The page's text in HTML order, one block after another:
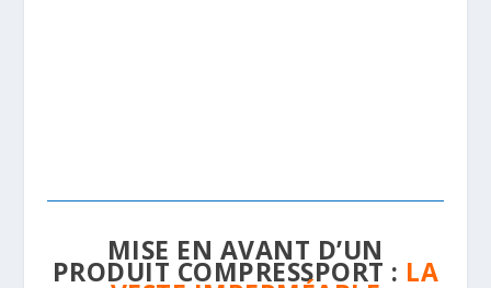
MISE EN AVANT D’UN
PRODUIT COMPRESSPORT : LA